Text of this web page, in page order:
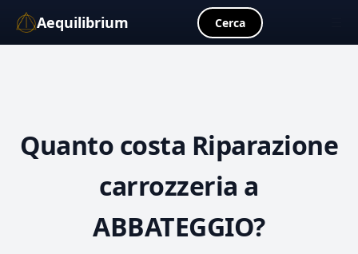
Aequilibrium Cerca
Quanto costa Riparazione
carrozzeria a
ABBATEGGIO?